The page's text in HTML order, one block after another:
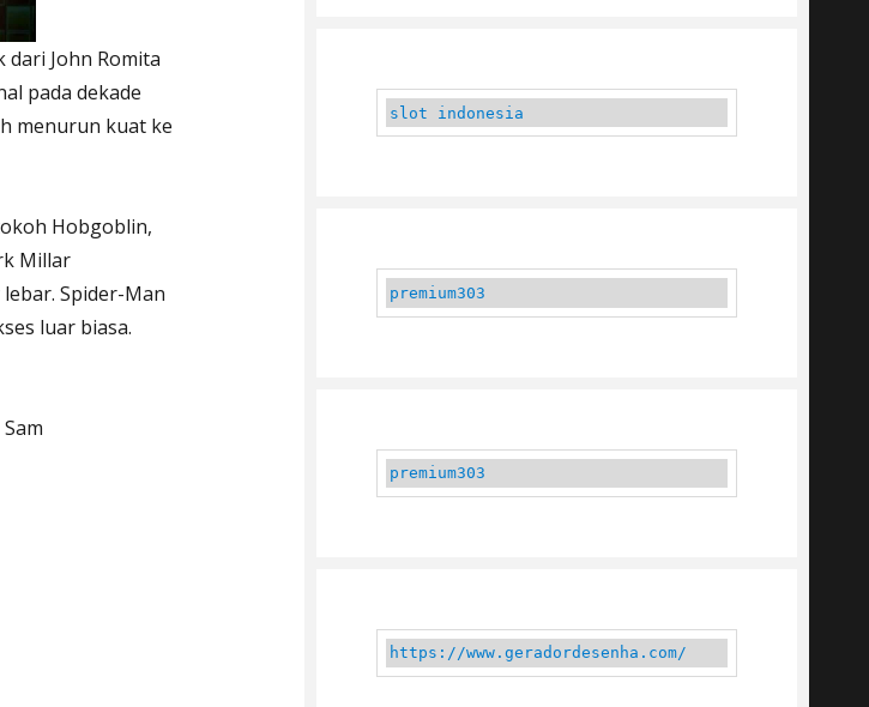
dari John Romita
pada dekade
menurun kuat ke
Hobgoblin,
Millar
Spider-Man
luar biasa.
slot indonesia
premium303
premium303
https://www.geradordesenha.com/